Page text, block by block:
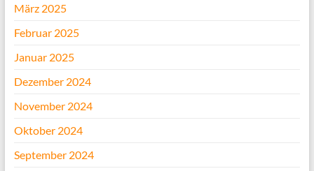
März 2025
Februar 2025
Januar 2025
Dezember 2024
November 2024
Oktober 2024
September 2024